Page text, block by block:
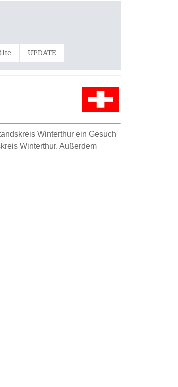
UPDATE
Winterthur ein Gesuch
Winterthur. Außerdem